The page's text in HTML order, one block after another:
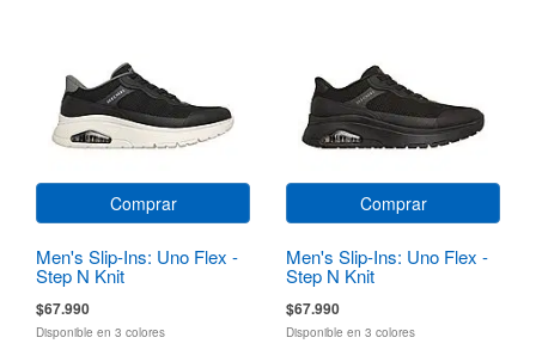
Comprar
Men's Slip-Ins: Uno Flex -
Step N Knit
$67.990
Disponible en 3 colores
Comprar
Men's Slip-Ins: Uno Flex -
Step N Knit
$67.990
Disponible en 3 colores